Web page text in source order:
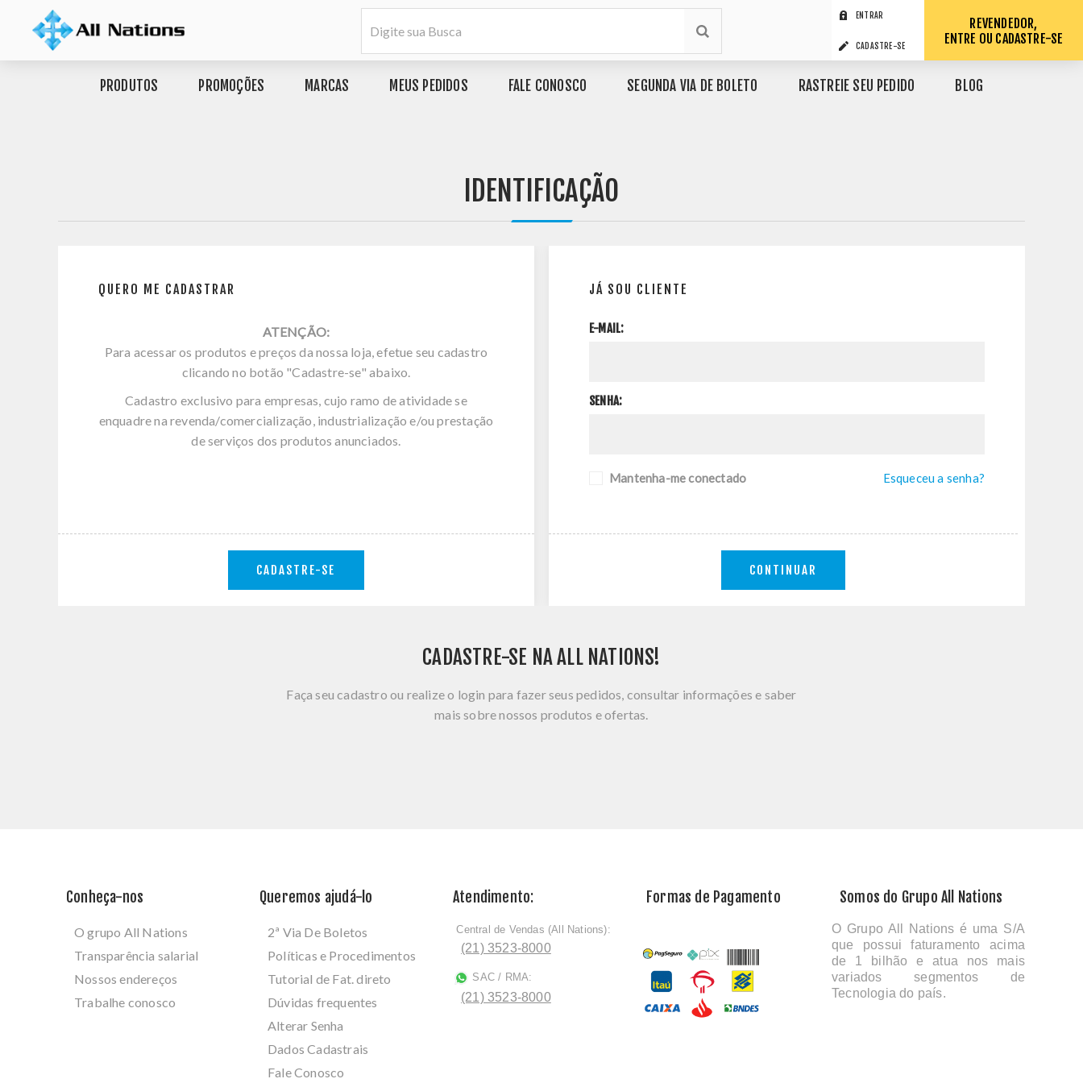
ENTRAR
CADASTRE-SE
REVENDEDOR,
ENTRE OU CADASTRE-SE
PRODUTOS PROMOÇÕES MARCAS MEUS PEDIDOS FALE CONOSCO SEGUNDA VIA DE BOLETO RASTREIE SEU PEDIDO BLOG
IDENTIFICAÇÃO
QUERO ME CADASTRAR
ATENÇÃO:
Para acessar os produtos e preços da nossa loja, efetue seu cadastro
clicando no botão "Cadastre-se" abaixo.
Cadastro exclusivo para empresas, cujo ramo de atividade se
enquadre na revenda/comercialização, industrialização e/ou prestação
de serviços dos produtos anunciados.
CADASTRE-SE
JÁ SOU CLIENTE
E-MAIL:
SENHA:
Mantenha-me conectado Esqueceu a senha?
CONTINUAR
CADASTRE-SE NA ALL NATIONS!
Faça seu cadastro ou realize o login para fazer seus pedidos, consultar informações e saber
mais sobre nossos produtos e ofertas.
Conheça-nos
O grupo All Nations
Transparência salarial
Nossos endereços
Trabalhe conosco
Queremos ajudá-lo
2ª Via De Boletos
Políticas e Procedimentos
Tutorial de Fat. direto
Dúvidas frequentes
Alterar Senha
Dados Cadastrais
Fale Conosco
Atendimento:
ﾠCentral de Vendas (All Nations):
(21) 3523-8000
SAC / RMA:
(21) 3523-8000
Formas de Pagamento Somos do Grupo All Nations
O Grupo All Nations é uma S/A
que possui faturamento acima
de 1 bilhão e atua nos mais
variados segmentos de
Tecnologia do país.